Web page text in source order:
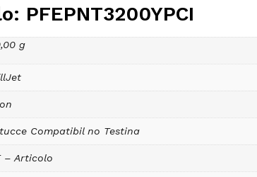
PFEPNT3200YPCI
g
Compatibil no Testina
– Articolo